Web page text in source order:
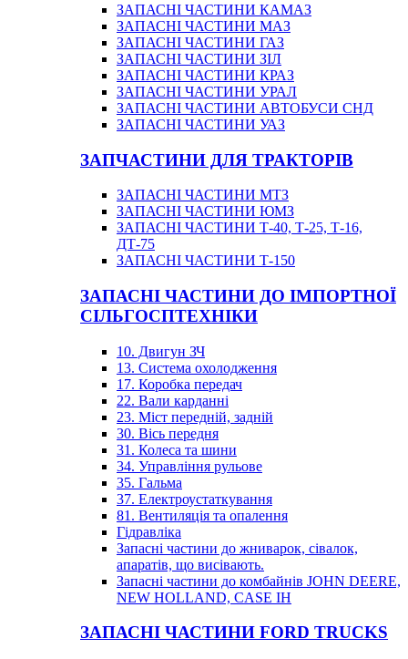
ЗАПАСНІ ЧАСТИНИ КАМАЗ
ЗАПАСНІ ЧАСТИНИ МАЗ
ЗАПАСНІ ЧАСТИНИ ГАЗ
ЗАПАСНІ ЧАСТИНИ ЗІЛ
ЗАПАСНІ ЧАСТИНИ КРАЗ
ЗАПАСНІ ЧАСТИНИ УРАЛ
ЗАПАСНІ ЧАСТИНИ АВТОБУСИ СНД
ЗАПАСНІ ЧАСТИНИ УАЗ
ЗАПЧАСТИНИ ДЛЯ ТРАКТОРІВ
ЗАПАСНІ ЧАСТИНИ МТЗ
ЗАПАСНІ ЧАСТИНИ ЮМЗ
ЗАПАСНІ ЧАСТИНИ Т-40, Т-25, Т-16,
ДТ-75
ЗАПАСНІ ЧАСТИНИ Т-150
ЗАПАСНІ ЧАСТИНИ ДО ІМПОРТНОЇ
СІЛЬГОСПТЕХНІКИ
10. Двигун ЗЧ
13. Система охолодження
17. Коробка передач
22. Вали карданні
23. Міст передній, задній
30. Вісь передня
31. Колеса та шини
34. Управління рульове
35. Гальма
37. Електроустаткування
81. Вентиляція та опалення
Гідравліка
Запасні частини до жниварок, сівалок,
апаратів, що висівають.
Запасні частини до комбайнів JOHN DEERE,
NEW HOLLAND, CASE IH
ЗАПАСНІ ЧАСТИНИ FORD TRUCKS